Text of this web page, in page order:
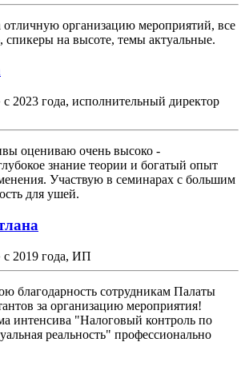
отличную организацию мероприятий, все
спикеры на высоте, темы актуальные.
2023 года, исполнительный директор
оцениваю очень высоко -
знание теории и богатый опыт
Участвую в семинарах с большим
для ушей.
2019 года, ИП
благодарность сотрудникам Палаты
за организацию мероприятия!
интенсива "Налоговый контроль по
реальность" профессионально